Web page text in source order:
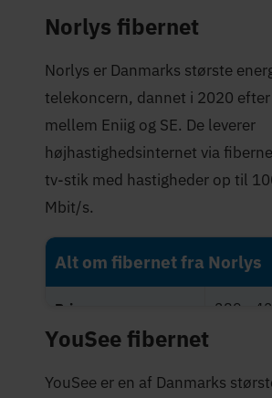
Maksimal hastighed
Trustpilot-score 4,2
Norlys fibernet
Norlys er Danmarks største
telekoncern, dannet i 2020
mellem Eniig og SE. De leverer
højhastighedsinternet via
tv-stik med hastigheder op til
Mbit/s.
Alt om fibernet fra Norlys
Priser 289 -
Maksimal hastighed
(Mbit/s)
YouSee fibernet
YouSee er en af Danmarks